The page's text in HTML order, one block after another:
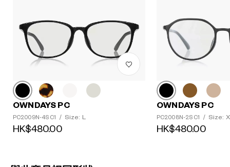
OWNDAYS PC
PC2009N-4S C1 / Size: L
HK$480.00
OWNDAYS PC
PC2008N-2S C1 / Size:
HK$480.00